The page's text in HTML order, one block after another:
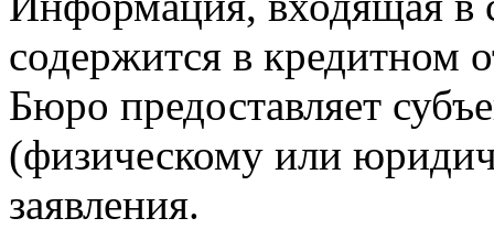
содержится в кредитном
Бюро предоставляет
(физическому или
заявления.